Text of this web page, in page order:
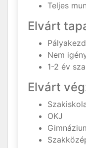
Teljes
Elvárt
Nem
1-2 év
Elvárt
OKJ